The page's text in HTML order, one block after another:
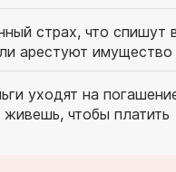
страх, что спишут
арестуют имущество
уходят на
чтобы платить